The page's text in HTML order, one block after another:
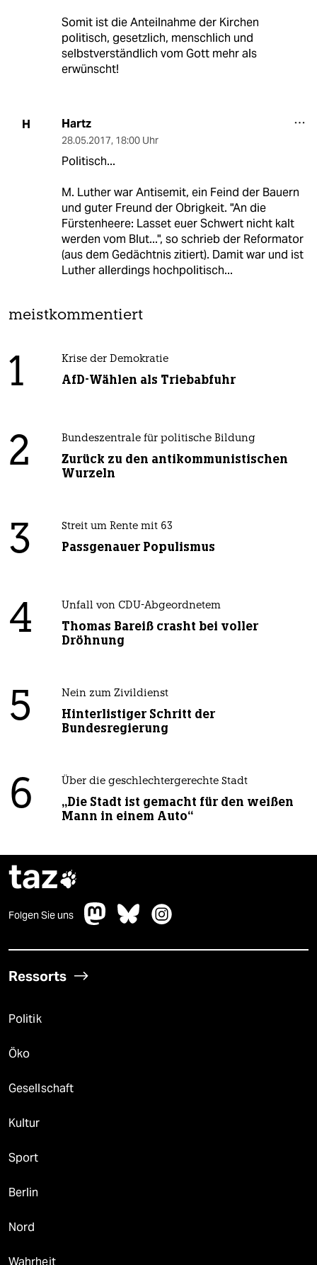
Somit ist die Anteilnahme der Kirchen
politisch, gesetzlich, menschlich und
selbstverständlich vom Gott mehr als
erwünscht!
H Hartz
28.05.2017, 18:00 Uhr
Politisch...
M. Luther war Antisemit, ein Feind der Bauern
und guter Freund der Obrigkeit. "An die
Fürstenheere: Lasset euer Schwert nicht kalt
werden vom Blut...", so schrieb der Reformator
(aus dem Gedächtnis zitiert). Damit war und ist
Luther allerdings hochpolitisch...
meistkommentiert
1 Krise der Demokratie
AfD-Wählen als Triebabfuhr
2 Bundeszentrale für politische Bildung
Zurück zu den antikommunistischen
Wurzeln
3 Streit um Rente mit 63
Passgenauer Populismus
4 Unfall von CDU-Abgeordnetem
Thomas Bareiß crasht bei voller
Dröhnung
5 Nein zum Zivildienst
Hinterlistiger Schritt der
Bundesregierung
6 Über die geschlechtergerechte Stadt
„Die Stadt ist gemacht für den weißen
Mann in einem Auto“
taz
Folgen Sie uns
Ressorts
Politik
Öko
Gesellschaft
Kultur
Sport
Berlin
Nord
Wahrheit